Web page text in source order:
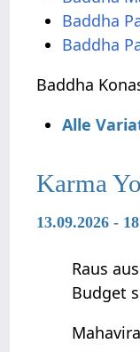
Baddha
Baddha
Baddha
Alle
Karma
13.09.2026 -
Raus
Budget